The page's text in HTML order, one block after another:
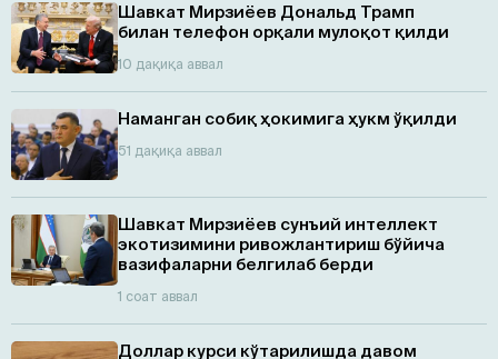
Шавкат Мирзиёев Дональд Трамп
билан телефон орқали мулоқот қилди
10 дақиқа аввал
Наманган собиқ ҳокимига ҳукм ўқилди
51 дақиқа аввал
Шавкат Мирзиёев сунъий интеллект
экотизимини ривожлантириш бўйича
вазифаларни белгилаб берди
1 соат аввал
Доллар курси кўтарилишда давом